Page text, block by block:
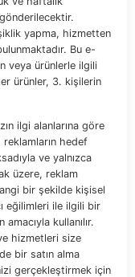
yapma, hizmetten
Bu e-
veya ürünlerle ilgili
ürünler, 3. kişilerin
ilgi alanlarına göre
reklamların hedef
ve yalnızca
üzere, reklam
bir şekilde kişisel
eğilimleri ile ilgili bir
kullanılır.
hizmetleri size
bir satın alma
gerçekleştirmek için